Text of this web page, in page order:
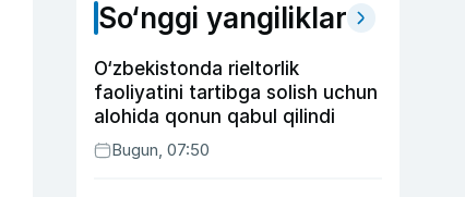
So‘nggi yangiliklar
O‘zbekistonda rieltorlik
faoliyatini tartibga solish uchun
alohida qonun qabul qilindi
Bugun, 07:50